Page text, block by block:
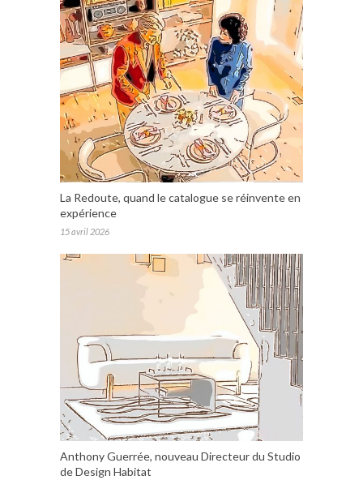
La Redoute, quand le catalogue se réinvente en
expérience
15 avril 2026
Anthony Guerrée, nouveau Directeur du Studio
de Design Habitat